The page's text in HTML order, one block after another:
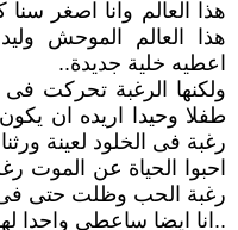
هذا العالم وانا اصغر
هذا العالم الموحش
اعطيه خلية جديدة..
ولكنها الرغبة تحركت
طفلا وحيدا اريده ان
رغبة فى الخلود لعينة
احبوا الحياة عن الموت
رغبة الحب وظلت حتى فى
..انا ايضا ساعطى واحدا